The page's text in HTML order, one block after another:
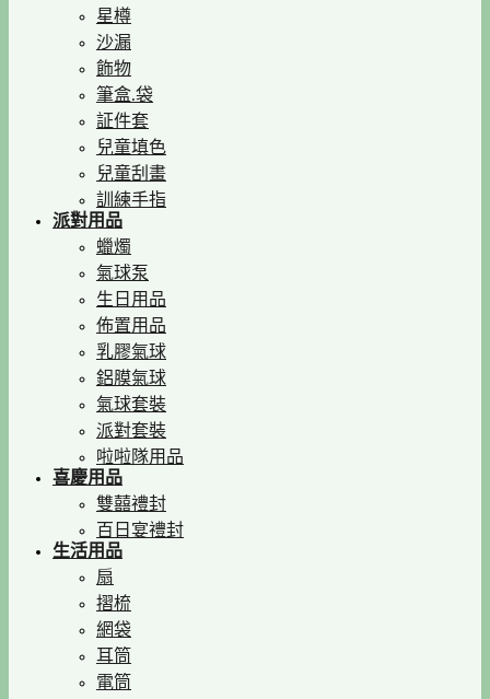
星樽
沙漏
飾物
筆盒.袋
証件套
兒童填色
兒童刮畫
訓練手指
派對用品
蠟燭
氣球泵
生日用品
佈置用品
乳膠氣球
鋁膜氣球
氣球套裝
派對套裝
啦啦隊用品
喜慶用品
雙囍禮封
百日宴禮封
生活用品
扇
摺梳
網袋
耳筒
電筒